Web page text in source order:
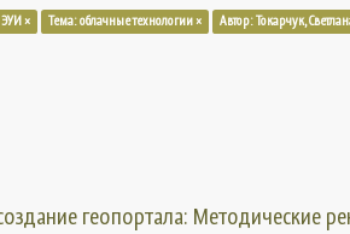
× Тема: облачные технологии × Автор: Токарчук,
геопортала: Методические